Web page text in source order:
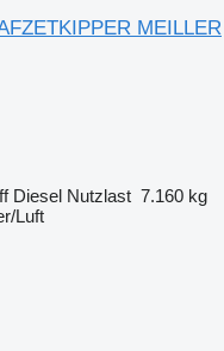
MEILLER
Diesel Nutzlast 7.160 kg
Luft